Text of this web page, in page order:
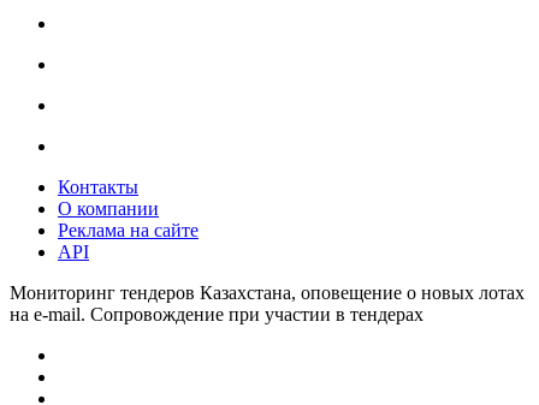
Контакты
О компании
Реклама на сайте
API
Мониторинг тендеров Казахстана, оповещение о новых лотах
на e-mail. Сопровождение при участии в тендерах